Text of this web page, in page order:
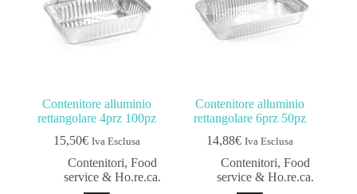
Contenitore alluminio
rettangolare 4prz 100pz
15,50€ Iva Esclusa
Contenitori,Food
service & Ho.re.ca.
Contenitore alluminio
rettangolare 6prz 50pz
14,88€ Iva Esclusa
Contenitori,Food
service & Ho.re.ca.